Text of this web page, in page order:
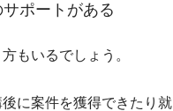
ポートがある
もいるでしょう。
に案件を獲得できたり就